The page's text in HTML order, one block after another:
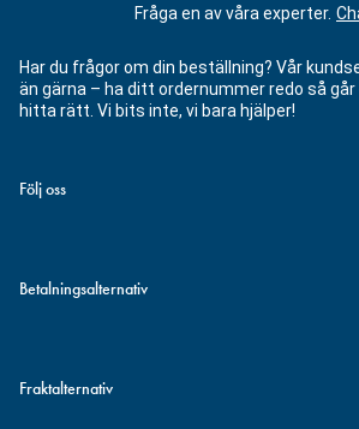
Fråga en av våra experter.
Har du frågor om din beställning? Vår
än gärna – ha ditt ordernummer redo så
hitta rätt. Vi bits inte, vi bara hjälper!
Följ oss
Betalningsalternativ
Fraktalternativ